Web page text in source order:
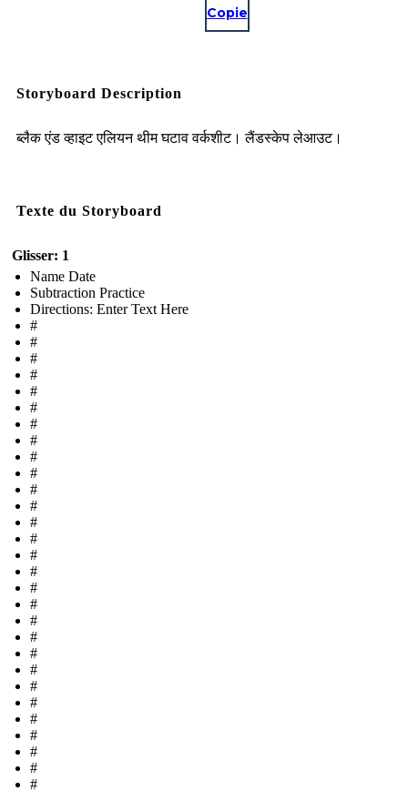
Copie
Storyboard Description
ब्लैक एंड व्हाइट एलियन थीम घटाव वर्कशीट। लैंडस्केप लेआउट।
Texte du Storyboard
Glisser: 1
Name Date
Subtraction Practice
Directions: Enter Text Here
#
#
#
#
#
#
#
#
#
#
#
#
#
#
#
#
#
#
#
#
#
#
#
#
#
#
#
#
#